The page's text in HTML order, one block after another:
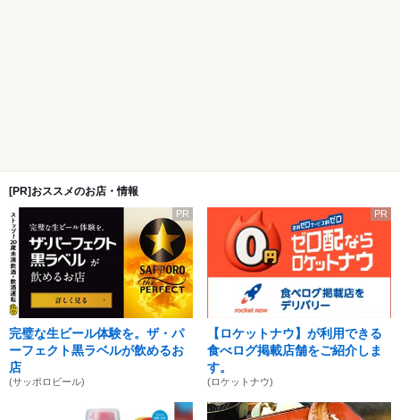
[PR]おススメのお店・情報
PR
完璧な生ビール体験を。ザ・パ
ーフェクト黒ラベルが飲めるお
店
(サッポロビール)
PR
【ロケットナウ】が利用できる
食べログ掲載店舗をご紹介しま
す。
(ロケットナウ)